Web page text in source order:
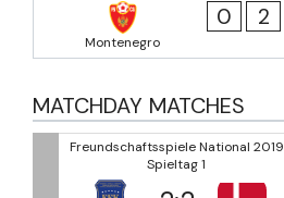
Montenegro
0 2
MATCHDAY MATCHES
Freundschaftsspiele National 2019
Spieltag 1